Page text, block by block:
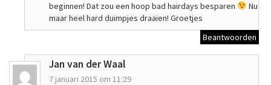
beginnen! Dat zou een hoop bad hairdays besparen
Nu
maar heel hard duimpjes draaien! Groetjes
Beantwoorden
Jan van der Waal
7 januari 2015 om 11:29